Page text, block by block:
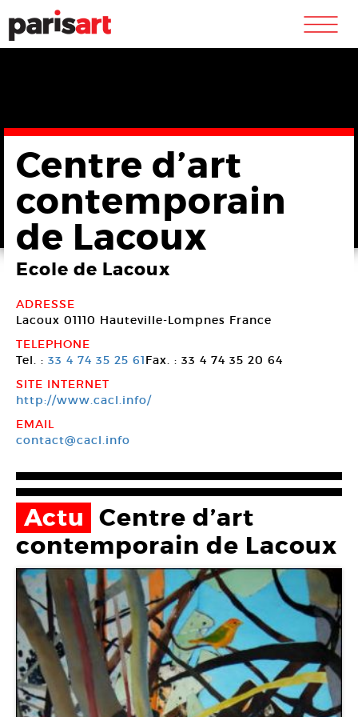
m
Centre d’art
contemporain
de Lacoux
Ecole de Lacoux
ADRESSE
Lacoux 01110 Hauteville-Lompnes France
TELEPHONE
Tel. : 33 4 74 35 25 61Fax. : 33 4 74 35 20 64
SITE INTERNET
http://www.cacl.info/
EMAIL
contact@cacl.info
Actu Centre d’art
contemporain de Lacoux